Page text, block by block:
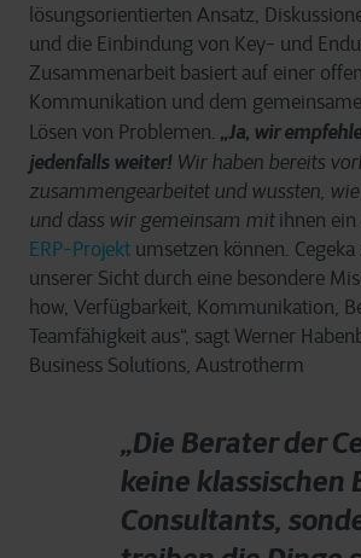
lösungsorientierten Ansatz,
und die Einbindung von Key- und
Zusammenarbeit basiert auf einer
Kommunikation und dem
Lösen von Problemen. „Ja, wir
jedenfalls weiter!Wir haben bereits
zusammengearbeitetund wussten, wie
und dass wir gemeinsam mit ihnen
ERP-Projekt umsetzen können.
unserer Sicht durch eine besondere
how, Verfügbarkeit, Kommunikation,
Teamfähigkeit aus“, sagt Werner
Business Solutions, Austrotherm
„Die Berater der
keine klassischen
Consultants,